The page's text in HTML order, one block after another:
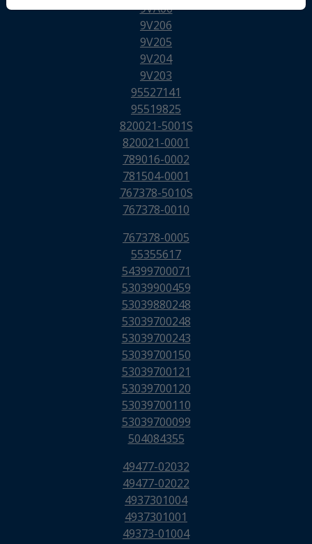
9VA06
9V206
9V205
9V204
9V203
95527141
95519825
820021-5001S
820021-0001
789016-0002
781504-0001
767378-5010S
767378-0010
767378-0005
55355617
54399700071
53039900459
53039880248
53039700248
53039700243
53039700150
53039700121
53039700120
53039700110
53039700099
504084355
49477-02032
49477-02022
4937301004
4937301001
49373-01004